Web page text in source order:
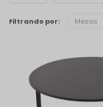
Filtrando por: Mesas